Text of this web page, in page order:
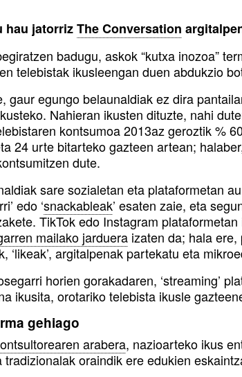
hau jatorrizThe Conversation
badugu, askok “kutxa inozoa”
telebistak ikusleengan duen abdukzio
gaur egungo belaunaldiak ez dira
Nahieran ikusten dituzte, nahi
kontsumoa 2013az geroztik %
24 urte bitarteko gazteen artean;
dute.
sare sozialetan eta plataformetan
edo ‘snackableak’ esaten zaie, eta
TikTok edo Instagram
mailako jarduera izaten da; hala
‘likeak’, argitalpenak partekatu eta
horien gorakadaren, ‘streaming’
ikusita, orotariko telebista ikusle
gehiago
arabera, nazioarteko ikus
tradizionalak oraindik ere edukien